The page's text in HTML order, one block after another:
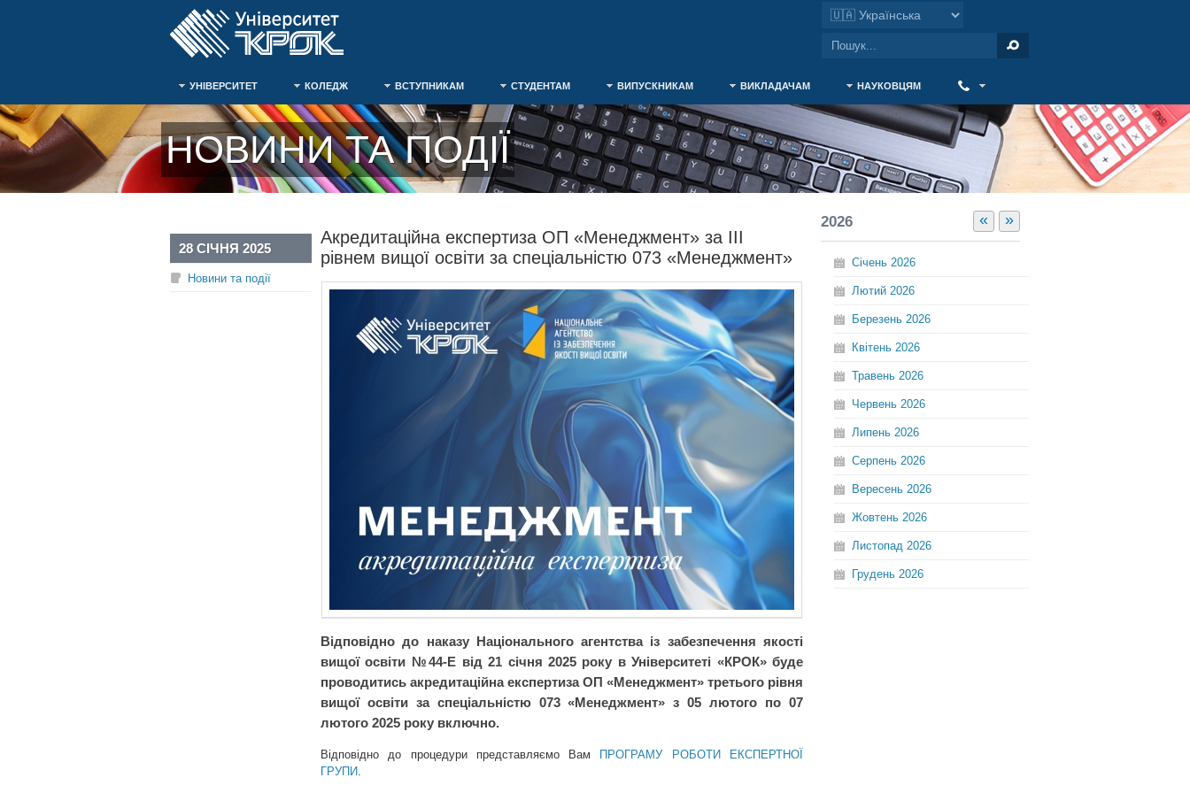
УНІВЕРСИТЕТ КОЛЕДЖ ВСТУПНИКАМ СТУДЕНТАМ ВИПУСКНИКАМ ВИКЛАДАЧАМ НАУКОВЦЯМ
НОВИНИ ТА ПОДІЇ
Акредитаційна експертиза ОП «Менеджмент» за ІІІ
рівнем вищої освіти за спеціальністю 073 «Менеджмент»
28 СІЧНЯ 2025
Новини та події
Відповідно до наказу Національного агентства із забезпечення якості
вищої освіти №44-Е від 21 січня 2025 року в Університетi «КРОК» буде
проводитись акредитаційна експертиза ОП «Менеджмент» третього рівня
вищої освіти за спеціальністю 073 «Менеджмент» з 05 лютого по 07
лютого 2025 року включно.
Відповідно до процедури представляємо Вам
ПРОГРАМУ РОБОТИ ЕКСПЕРТНОЇ
ГРУПИ.
« »
2026
Січень 2026
Лютий 2026
Березень 2026
Квітень 2026
Травень 2026
Червень 2026
Липень 2026
Серпень 2026
Вересень 2026
Жовтень 2026
Листопад 2026
Грудень 2026